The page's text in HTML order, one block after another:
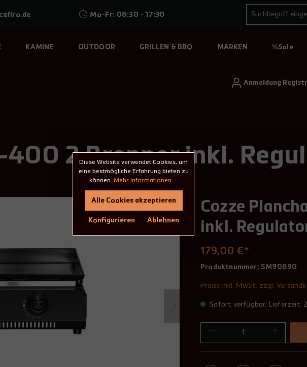
Mo-Fr: 08:30 - 17:30
KAMINE OUTDOOR GRILLEN & BBQ MARKEN %Sale
Anmeldung
400 2 Brenner inkl.
Cozze
inkl.
179,00 €*
Produktnummer: SM90890
Preise inkl. MwSt. zzgl.
Sofort verfügbar, Lieferzeit:
Diese Website verwendet Cookies, um
eine bestmögliche Erfahrung bieten zu
können. Mehr Informationen ...
Ablehnen
Konfigurieren
Alle Cookies akzeptieren